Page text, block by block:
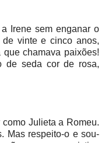
Irene sem enganar o
vinte e cinco anos,
chamava paixões!
de seda cor de rosa,
Julieta a Romeu.
Mas respeito-o e sou-